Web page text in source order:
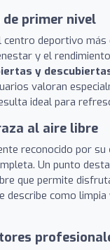
primer nivel
centro deportivo
y el
y
valoran
ideal para
al aire libre
reconocido por su
Un punto
que permite
describe como